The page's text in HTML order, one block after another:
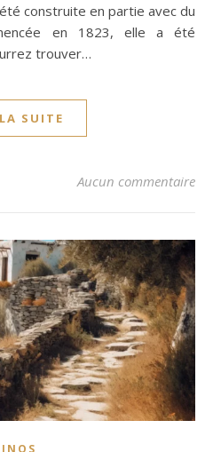
construite en partie avec du
en 1823, elle a été
trouver…
SUITE
Aucun commentaire